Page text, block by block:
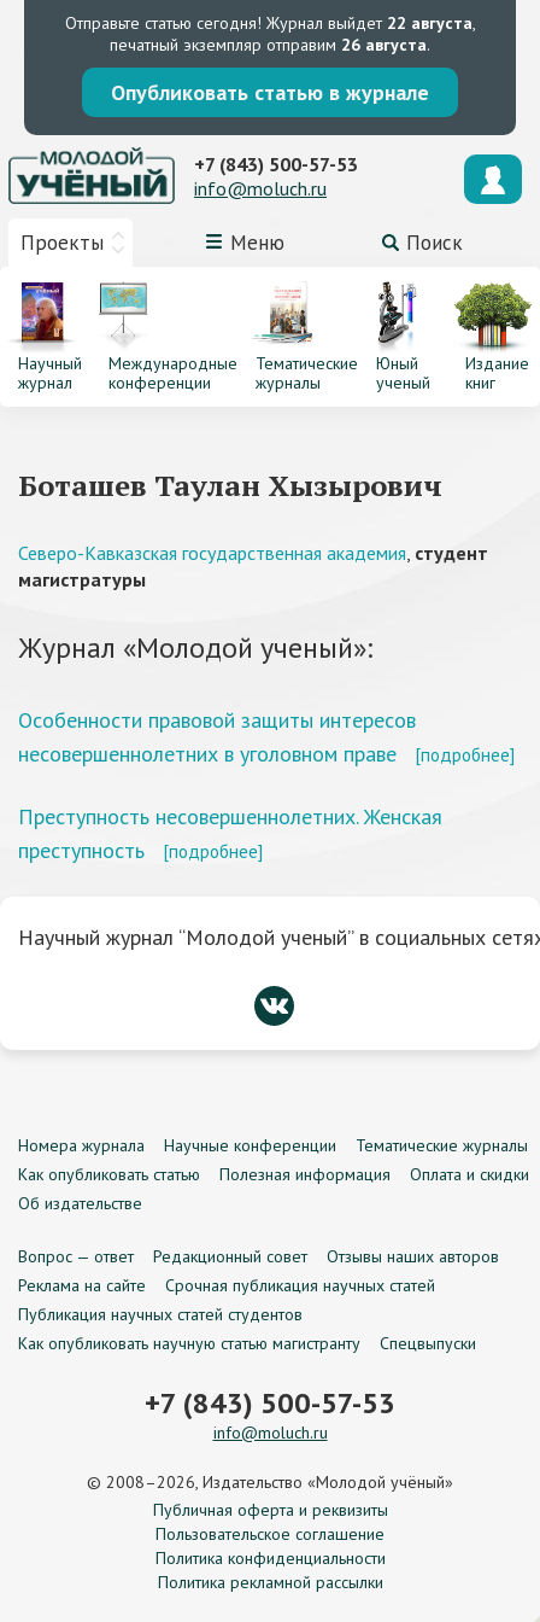
Отправьте статью сегодня! Журнал выйдет 22 августа,
печатный экземпляр отправим 26 августа.
Опубликовать статью в журнале
Проекты Меню Поиск
+7 (843) 500-57-53
info@moluch.ru
Научный
журнал
Международные
конференции
Тематические
журналы
Юный
ученый
Издание
книг
Боташев Таулан Хызырович
Северо-Кавказская государственная академия, студент
магистратуры
Журнал «Молодой ученый»:
Особенности правовой защиты интересов
несовершеннолетних в уголовном праве
[подробнее]
Преступность несовершеннолетних. Женская
преступность
[подробнее]
Научный журнал “Молодой ученый” в социальных
Номера журнала Научные конференции
Тематические журналы
Как опубликовать статью
Полезная информация
Оплата и скидки
Об издательстве
Вопрос — ответ Редакционный совет
Отзывы наших авторов
Реклама на сайте
Срочная публикация научных статей
Публикация научных статей студентов
Как опубликовать научную статью магистранту
Спецвыпуски
+7 (843) 500-57-53
info@moluch.ru
© 2008–2026, Издательство «Молодой учёный»
Публичная оферта и реквизиты
Пользовательское соглашение
Политика конфиденциальности
Политика рекламной рассылки